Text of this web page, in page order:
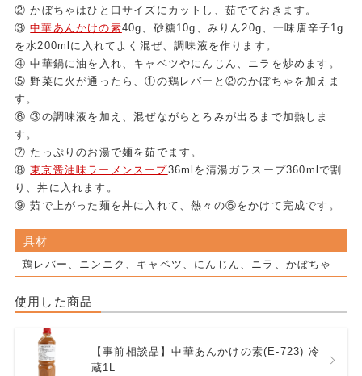
② かぼちゃはひと口サイズにカットし、茹でておきます。
③中華あんかけの素40g、砂糖10g、みりん20g、一味唐辛子1g
を水200mlに入れてよく混ぜ、調味液を作ります。
④ 中華鍋に油を入れ、キャベツやにんじん、ニラを炒めます。
⑤ 野菜に火が通ったら、①の鶏レバーと②のかぼちゃを加えま
す。
⑥ ③の調味液を加え、混ぜながらとろみが出るまで加熱しま
す。
⑦ たっぷりのお湯で麺を茹でます。
⑧東京醤油味ラーメンスープ36mlを清湯ガラスープ360mlで割
り、丼に入れます。
⑨ 茹で上がった麺を丼に入れて、熱々の⑥をかけて完成です。
具材
鶏レバー、ニンニク、キャベツ、にんじん、ニラ、かぼちゃ
使用した商品
【事前相談品】中華あんかけの素(E-723) 冷
蔵1L